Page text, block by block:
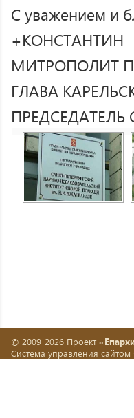
С уважением и
+КОНСТАНТИН
МИТРОПОЛИТ
ГЛАВА
© 2009-2026 Проект
Система управления сайтом